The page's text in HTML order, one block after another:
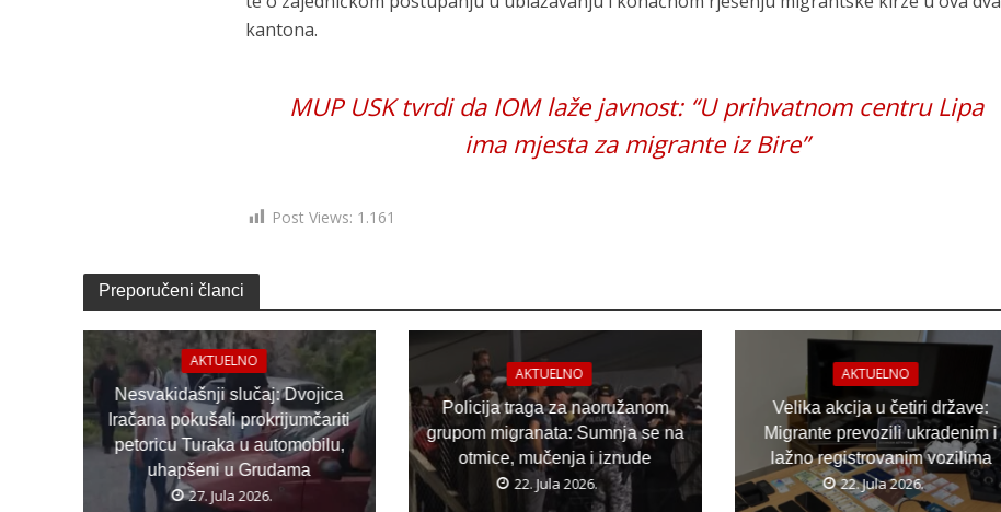
kantona.
MUP USK tvrdi da IOM laže javnost: “U prihvatnom centru Lipa
ima mjesta za migrante iz Bire”
Post Views: 1.161
Preporučeni članci
AKTUELNO
Nesvakidašnji slučaj: Dvojica
Iračana pokušali prokrijumčariti
petoricu Turaka u automobilu,
uhapšeni u Grudama
27. Jula 2026.
AKTUELNO
Policija traga za naoružanom
grupom migranata: Sumnja se na
otmice, mučenja i iznude
22. Jula 2026.
AKTUELNO
Velika akcija u četiri države:
Migrante prevozili ukradenim i
lažno registrovanim vozilima
22. Jula 2026.